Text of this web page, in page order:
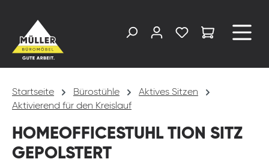
Startseite Bürostühle
Aktives Sitzen
Aktivierend für den Kreislauf
HOMEOFFICESTUHL TION SITZ
GEPOLSTERT